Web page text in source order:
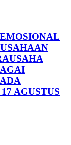
AGUSTUS